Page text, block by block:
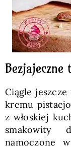
Ciągle
kremu
z włoskiej
smakowity
namoczone